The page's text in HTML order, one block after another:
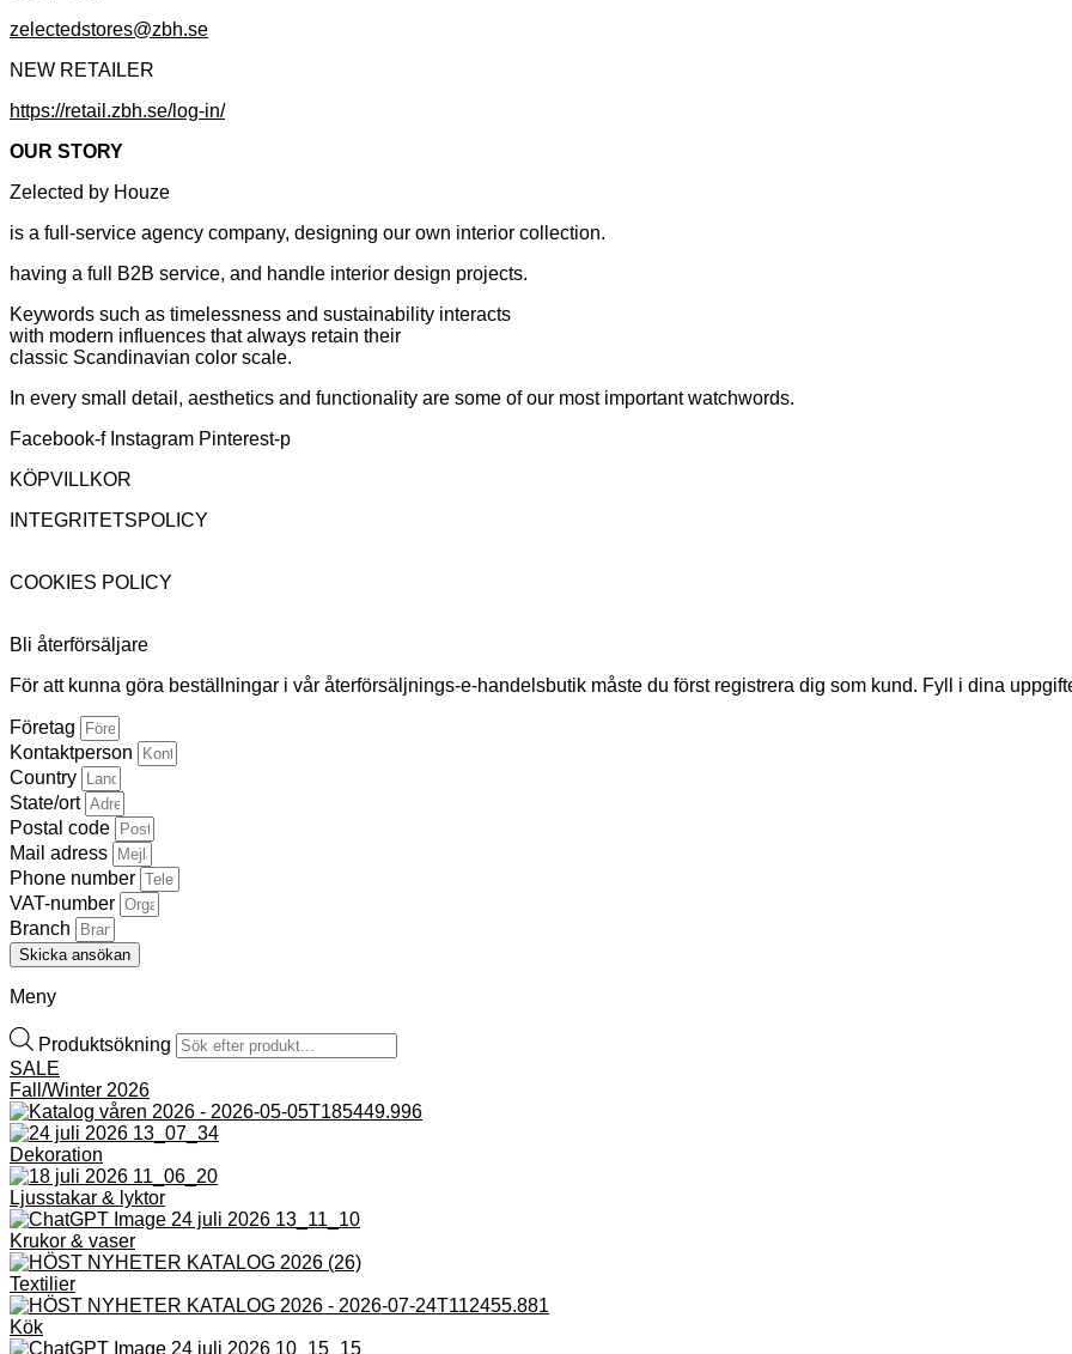
zelectedstores@zbh.se
NEW RETAILER
https://retail.zbh.se/log-in/
OUR STORY
Zelected by Houze
is a full-service agency company, designing our own interior collection.
having a full B2B service, and handle interior design projects.
Keywords such as timelessness and sustainability interacts
with modern influences that always retain their
classic Scandinavian color scale.
In every small detail, aesthetics and functionality are some of our most important watchwords.
Facebook-f Instagram Pinterest-p
KÖPVILLKOR
INTEGRITETSPOLICY
COOKIES POLICY
Bli återförsäljare
För att kunna göra beställningar i vår återförsäljnings-e-handelsbutik måste du först registrera dig som kund. Fyll i dina
Företag
Kontaktperson
Country
State/ort
Postal code
Mail adress
Phone number
VAT-number
Branch
Skicka ansökan
Meny
Produktsökning
SALE
Fall/Winter 2026
Dekoration
Ljusstakar & lyktor
Krukor & vaser
Textilier
Kök